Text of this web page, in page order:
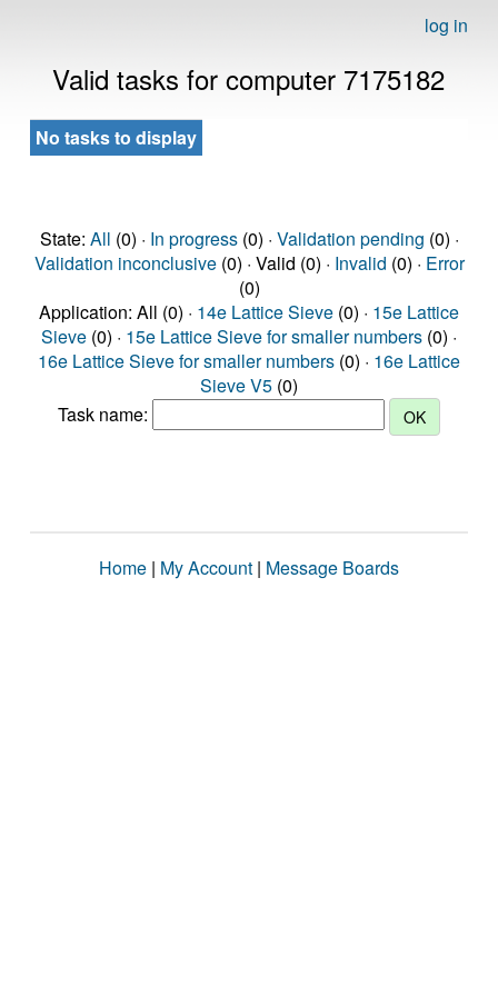
log in
Valid tasks for computer 7175182
No tasks to display
State: All (0) · In progress(0) · Validation pending (0) ·
Validation inconclusive(0) · Valid (0) · Invalid (0) · Error
(0)
Application: All (0) · 14e Lattice Sieve (0) · 15e Lattice
Sieve (0) · 15e Lattice Sieve for smaller numbers (0) ·
16e Lattice Sieve for smaller numbers (0) · 16e Lattice
Sieve V5 (0)
Task name:
Home | My Account | Message Boards